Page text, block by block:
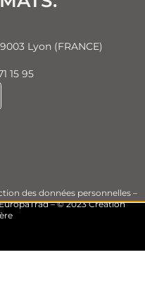
Lyon (FRANCE)
15 95
des données personnelles –
– © 2023Création